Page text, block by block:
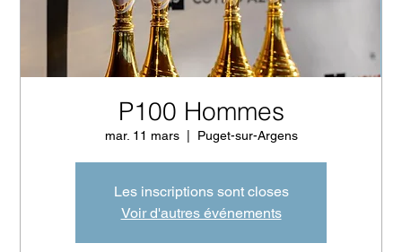
P100 Hommes
mar. 11 mars
  |
Puget-sur-Argens
Les inscriptions sont closes
Voir d'autres événements